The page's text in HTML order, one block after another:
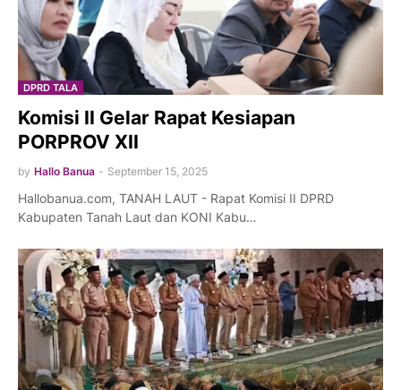
DPRD TALA
Komisi II Gelar Rapat Kesiapan
PORPROV XII
by Hallo Banua - September 15, 2025
Hallobanua.com, TANAH LAUT - Rapat Komisi II DPRD
Kabupaten Tanah Laut dan KONI Kabu…